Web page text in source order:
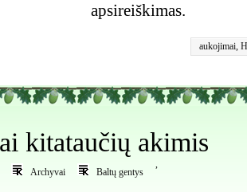
apsireiškimas.
aukojimai,
kitataučių akimis
Archyvai
,
Baltų gentys